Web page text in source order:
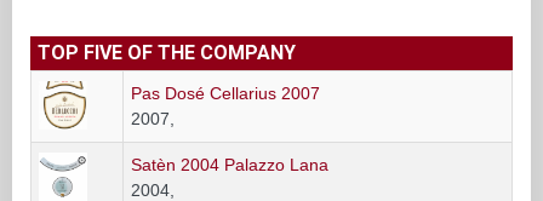
TOP FIVE OF THE COMPANY
Pas Dosé Cellarius 2007
2007,
Satèn 2004 Palazzo Lana
2004,